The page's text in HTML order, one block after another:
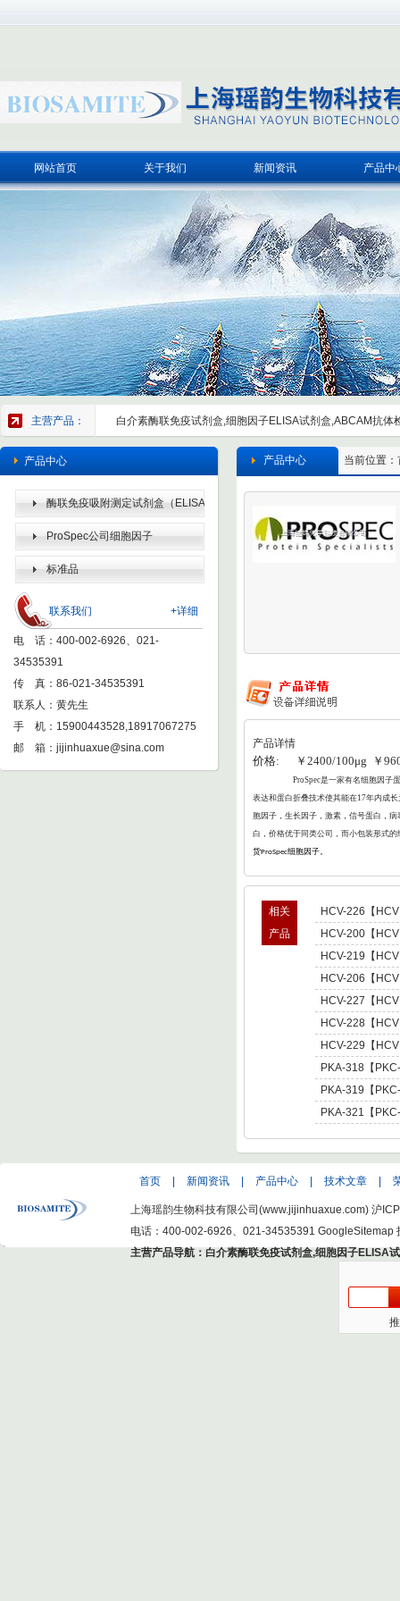
网站首页 关于我们 新闻资讯 产品中
主营产品： 白介素酶联免疫试剂盒,细胞因子ELISA试剂盒,ABCAM抗体
产品中心
酶联免疫吸附测定试剂盒（ELISA
KIT） ProSpec公司细胞因子
标准品
+详细
联系我们
电 话：400-002-6926、021-
34535391
传 真：86-021-34535391
联系人：黄先生
手 机：15900443528,18917067275
邮 箱： jijinhuaxue@sina.com
当前位置：
产品中心
产品详情
价格: ￥2400/100μg ￥
ProSpec是一家有名细胞因子
表达和蛋白折叠技术使其能在17年内成
胞因子，生长因子，激素，信号蛋白，
白，价格优于同类公司，而小包装形式
货ProSpec细胞因子。
相关
产品
HCV-226【
丙型肝炎病毒
HCV-200【
肝炎病毒NS4
HCV-219【
肝炎病毒NS5,
C Virus NS5
HCV-206【
型肝炎病毒
HCV-227【
型肝炎病毒
Hepatitis C
HCV-228【
型肝炎病毒
Hepatitis C
HCV-229【
肝炎病毒NS5,
C Virus NS5
PKA-318【
Recombinant
PKA-319【
Recombinant
PKA-321【
首页 新闻资讯 产品中心 技术文章
上海瑶韵生物科技有限公司(www.jijinhuaxue.com) 沪
电话：400-002-6926、021-34535391 GoogleSitemap
主营产品导航： 白介素酶联免疫试剂盒,细胞因子ELISA